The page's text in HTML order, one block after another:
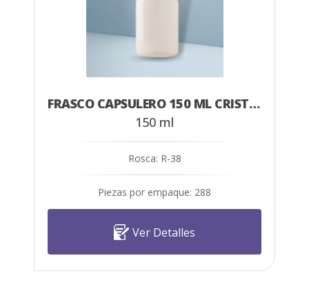
FRASCO CAPSULERO 150 ML CRISTAL
150 ml
Rosca: R-38
Piezas por empaque: 288
Ver Detalles